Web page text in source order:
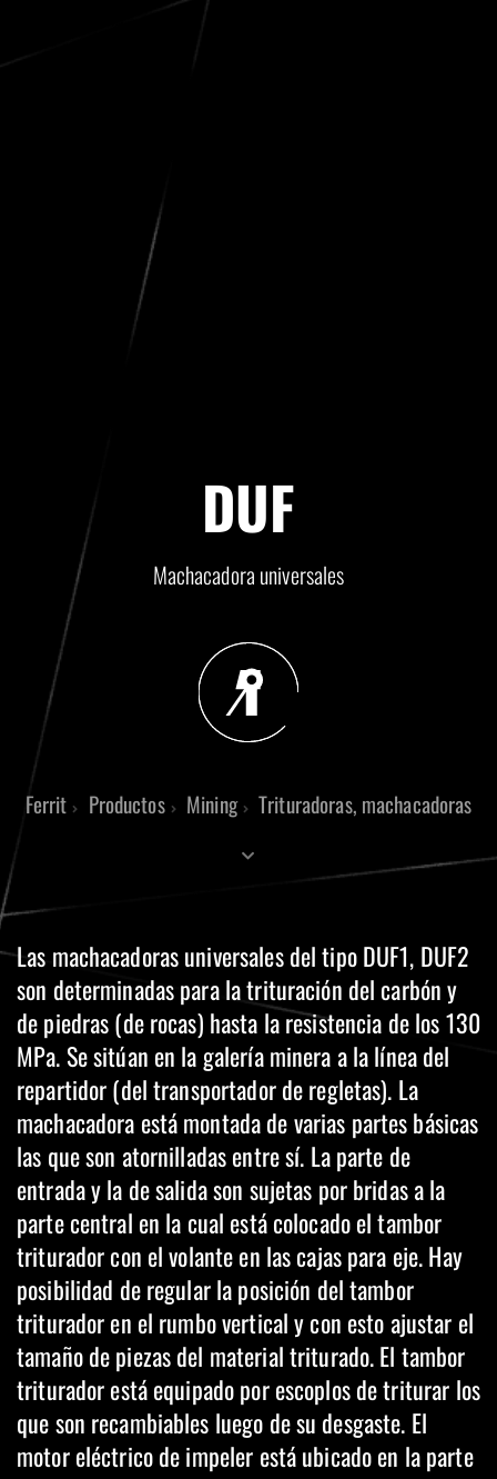
DUF
Machacadora universales
Ferrit Productos Mining Trituradoras, machacadoras
Las machacadoras universales del tipo DUF1, DUF2
son determinadas para la trituración del carbón y
de piedras (de rocas) hasta la resistencia de los 130
MPa. Se sitúan en la galería minera a la línea del
repartidor (del transportador de regletas). La
machacadora está montada de varias partes básicas
las que son atornilladas entre sí. La parte de
entrada y la de salida son sujetas por bridas a la
parte central en la cual está colocado el tambor
triturador con el volante en las cajas para eje. Hay
posibilidad de regular la posición del tambor
triturador en el rumbo vertical y con esto ajustar el
tamaño de piezas del material triturado. El tambor
triturador está equipado por escoplos de triturar los
que son recambiables luego de su desgaste. El
motor eléctrico de impeler está ubicado en la parte